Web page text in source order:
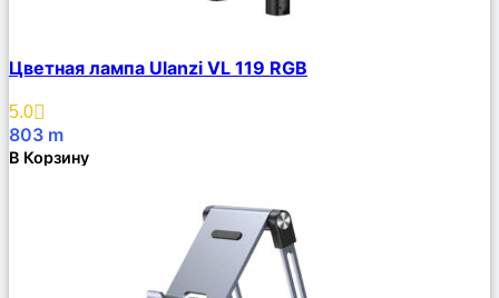
Описание
Избранное
Цветная лампа Ulanzi VL 119 RGB
5.0
803 m
В Корзину